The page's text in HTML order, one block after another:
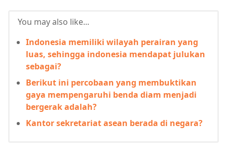
You may also like...
Indonesia memiliki wilayah perairan yang
luas, sehingga indonesia mendapat julukan
sebagai?
Berikut ini percobaan yang membuktikan
gaya mempengaruhi benda diam menjadi
bergerak adalah?
Kantor sekretariat asean berada di negara?